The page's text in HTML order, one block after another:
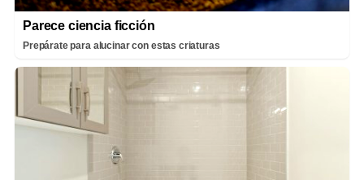
Parece ciencia ficción
Prepárate para alucinar con estas criaturas